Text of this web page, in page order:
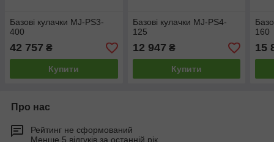
Базові кулачки MJ-PS3-
400
42 757 ₴
Купити
Базові кулачки MJ-PS4-
125
12 947 ₴
Купити
160
15
Про нас
Рейтинг не сформований
Менше 5 відгуків за останній рік